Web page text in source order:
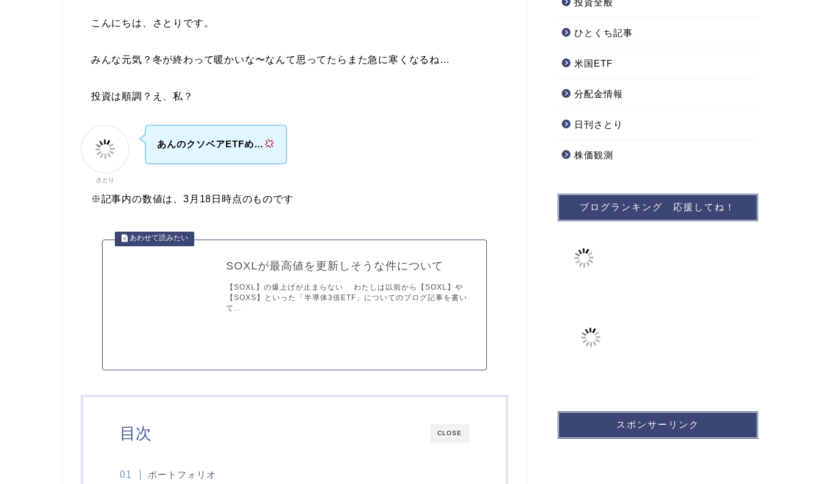
こんにちは、さとりです。
みんな元気？冬が終わって暖かいな〜なんて思ってたらまた急に寒くなるね…
投資は順調？え、私？
さとり
あんのクソベアETFめ…
※記事内の数値は、3月18日時点のものです
SOXLが最高値を更新しそうな件について
【SOXL】の爆上げが止まらない わたしは以前から【SOXL】や
【SOXS】といった「半導体3倍ETF」についてのブログ記事を書い
て...
CLOSE
目次
ポートフォリオ
投資全般
ひとくち記事
米国ETF
分配金情報
日刊さとり
株価観測
ブログランキング 応援してね！
スポンサーリンク